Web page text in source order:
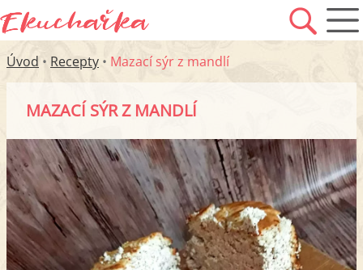
Úvod • Recepty • Mazací sýr z mandlí
MAZACÍ SÝR Z MANDLÍ